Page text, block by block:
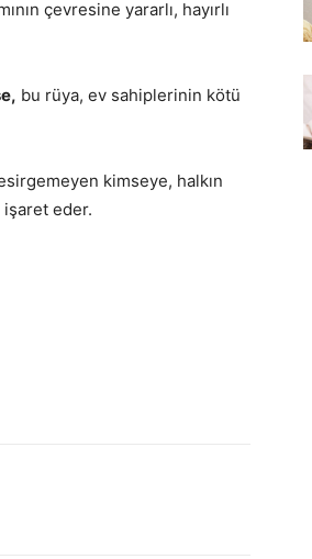
çevresine yararlı, hayırlı
bu rüya, ev sahiplerinin kötü
kimseye, halkın
işaret eder.